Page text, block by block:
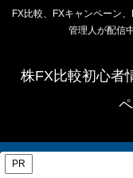
FX比較、FXキャンペーン
管理人が配信
株FX比較初心者
PR